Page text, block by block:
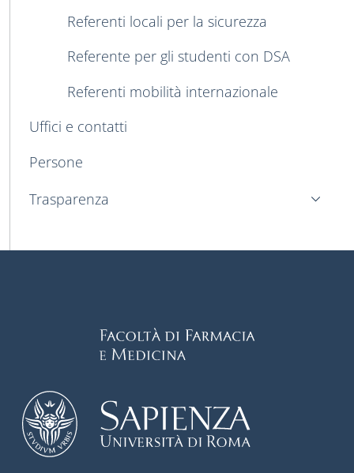
Referenti locali per la sicurezza
Referente per gli studenti con DSA
Referenti mobilità internazionale
Uffici e contatti
Persone
Trasparenza